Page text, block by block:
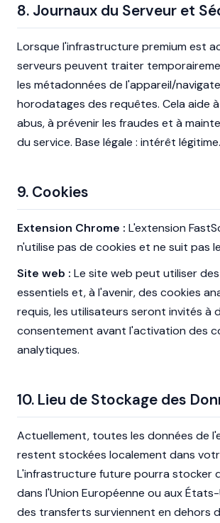
8. Journaux du Serveur et
Lorsque l'infrastructure premium est
serveurs peuvent traiter
les métadonnées de l'appareil/
horodatages des requêtes. Cela aide
abus, à prévenir les fraudes et à
du service. Base légale : intérêt légitime.
9. Cookies
Extension Chrome : L'extension
n'utilise pas de cookies et ne suit pas
Site web : Le site web peut utiliser
essentiels et, à l'avenir, des cookies
requis, les utilisateurs seront invités à
consentement avant l'activation des
analytiques.
10. Lieu de Stockage des
Actuellement, toutes les données de
restent stockées localement dans
L'infrastructure future pourra stocker
dans l'Union Européenne ou aux
des transferts surviennent en dehors